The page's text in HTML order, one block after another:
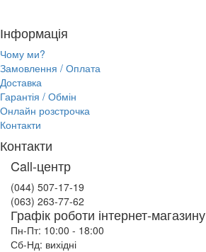
Інформація
Чому ми?
Замовлення / Оплата
Доставка
Гарантія / Обмін
Онлайн розстрочка
Контакти
Контакти
Call-центр
(044) 507-17-19
(063) 263-77-62
Графік роботи інтернет-магазину
Пн-Пт: 10:00 - 18:00
Сб-Нд: вихідні